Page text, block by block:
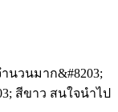
นวนมาก&#8203;
สีขาว สนใจนำไป